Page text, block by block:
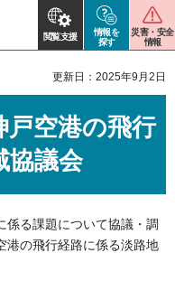
閲覧支援
情報を
探す
災害・安全
情報
更新日：2025年9月2日
戸空港の飛行
協議会
係る課題について協議・調
港の飛行経路に係る淡路地